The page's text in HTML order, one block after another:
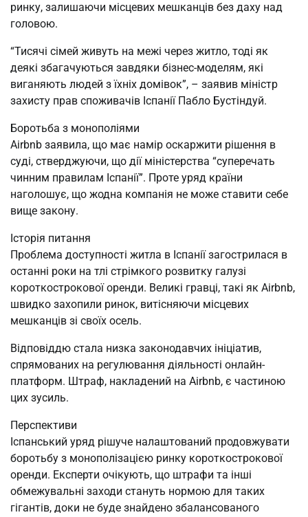
ринку, залишаючи місцевих мешканців без даху над
головою.
“Тисячі сімей живуть на межі через житло, тоді як
деякі збагачуються завдяки бізнес-моделям, які
виганяють людей з їхніх домівок”, – заявив міністр
захисту прав споживачів Іспанії Пабло Бустіндуй.
Боротьба з монополіями
Airbnb заявила, що має намір оскаржити рішення в
суді, стверджуючи, що дії міністерства “суперечать
чинним правилам Іспанії”. Проте уряд країни
наголошує, що жодна компанія не може ставити себе
вище закону.
Історія питання
Проблема доступності житла в Іспанії загострилася в
останні роки на тлі стрімкого розвитку галузі
короткострокової оренди. Великі гравці, такі як Airbnb,
швидко захопили ринок, витісняючи місцевих
мешканців зі своїх осель.
Відповіддю стала низка законодавчих ініціатив,
спрямованих на регулювання діяльності онлайн-
платформ. Штраф, накладений на Airbnb, є частиною
цих зусиль.
Перспективи
Іспанський уряд рішуче налаштований продовжувати
боротьбу з монополізацією ринку короткострокової
оренди. Експерти очікують, що штрафи та інші
обмежувальні заходи стануть нормою для таких
гігантів, доки не буде знайдено збалансованого